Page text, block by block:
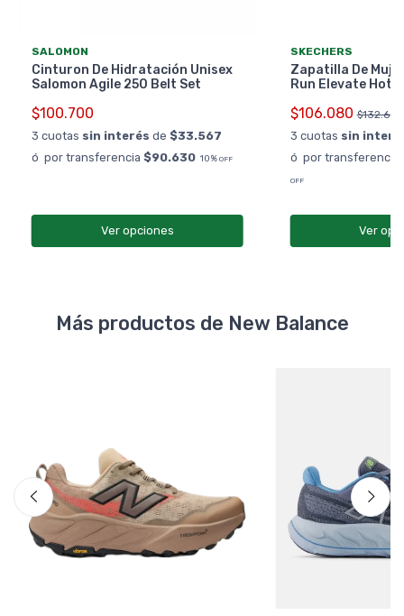
SALOMON
Cinturon De Hidratación Unisex
Salomon Agile 250 Belt Set
$100.700
3 cuotas sin interés de $33.567
ó por transferencia $90.630 10% OFF
Ver opciones
SKECHERS
Zapatilla De
Run Elevate Hot
$106.080 $132.600
3 cuotas sin
ó por transferencia
OFF
Ver
Más productos de New Balance